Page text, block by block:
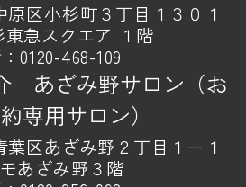
区小杉町３丁目１３０１
東急スクエア １階
0120-468-109
あざみ野サロン（お
専用サロン）
区あざみ野２丁目１ー１
あざみ野３階